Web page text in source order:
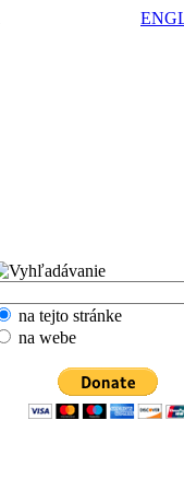
na tejto stránke
na webe